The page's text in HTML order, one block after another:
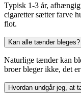
Typisk 1-3 år,
cigaretter sætter farve
flot.
Kan alle tænder bleges?
Naturlige tænder kan
broer bleger ikke, det
Hvordan undgår jeg, at